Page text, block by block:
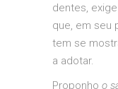
dentes,
que, em seu
tem se
a adotar.
Proponho o